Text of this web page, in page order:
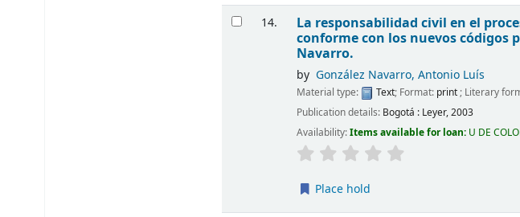
14.
La responsabilidad civil en el
conforme con los nuevos
Navarro.
by González Navarro, Antonio Luís
Material type: Text; Format: print; Literary
Publication details: Bogotá : Leyer,2003
Availability:Items available for loan: U DE
Place hold